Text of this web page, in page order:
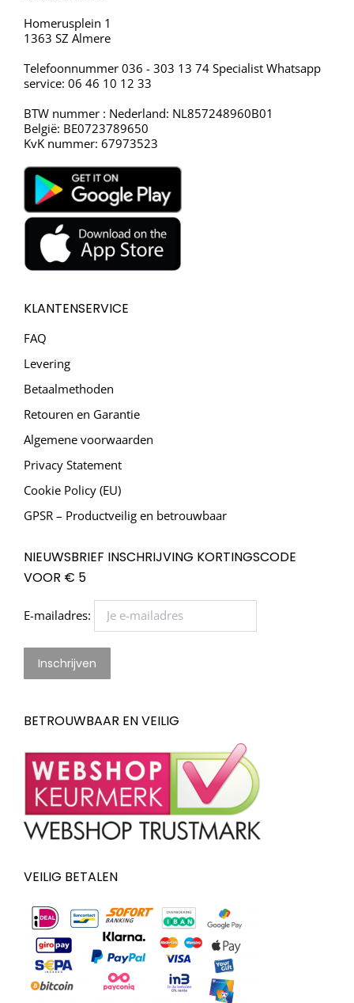
Homerusplein 1
1363 SZ Almere
Telefoonnummer 036 - 303 13 74 Specialist Whatsapp
service: 06 46 10 12 33
BTW nummer : Nederland: NL857248960B01
België: BE0723789650
KvK nummer: 67973523
KLANTENSERVICE
FAQ
Levering
Betaalmethoden
Retouren en Garantie
Algemene voorwaarden
Privacy Statement
Cookie Policy (EU)
GPSR – Productveilig en betrouwbaar
NIEUWSBRIEF INSCHRIJVING KORTINGSCODE
VOOR € 5
E-mailadres:
BETROUWBAAR EN VEILIG
VEILIG BETALEN